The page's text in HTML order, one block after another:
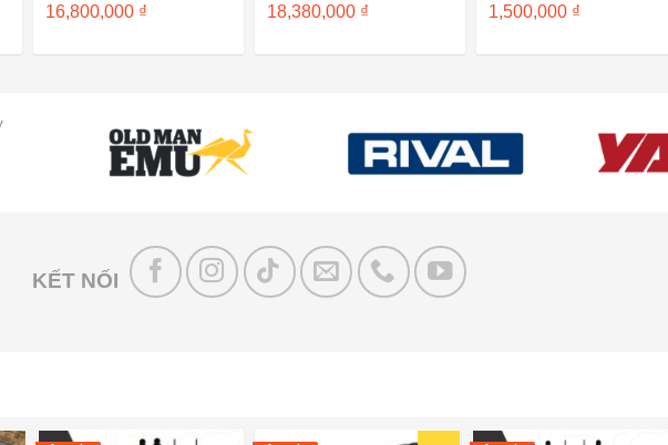
16,800,000 ₫
VITARA
18,380,000 ₫ 1,500,000 ₫
KẾT NỐI